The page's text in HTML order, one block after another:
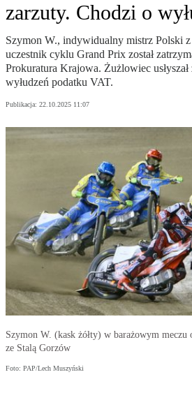
zarzuty. Chodzi o
Szymon W., indywidualny mistrz Polski
uczestnik cyklu Grand Prix został
Prokuratura Krajowa. Żużlowiec
wyłudzeń podatku VAT.
Publikacja: 22.10.2025 11:07
Szymon W. (kask żółty) w barażowym
ze Stalą Gorzów
Foto: PAP/Lech Muszyński